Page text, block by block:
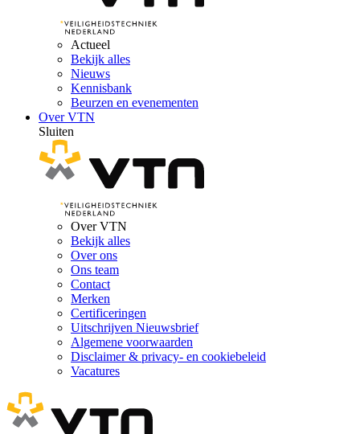
Actueel
Bekijk alles
Nieuws
Kennisbank
Beurzen en evenementen
Over VTN
Sluiten
Over VTN
Bekijk alles
Over ons
Ons team
Contact
Merken
Certificeringen
Uitschrijven Nieuwsbrief
Algemene voorwaarden
Disclaimer & privacy- en cookiebeleid
Vacatures